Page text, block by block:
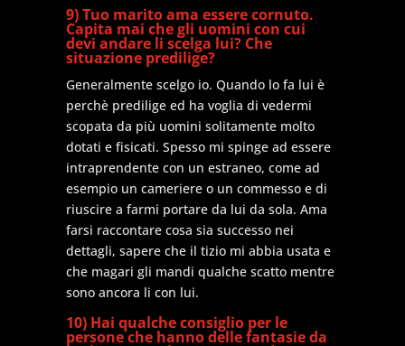
9) Tuo marito ama essere cornuto.
Capita mai che gli uomini con cui
devi andare li scelga lui? Che
situazione predilige?
Generalmente scelgo io. Quando lo fa lui è
perchè predilige ed ha voglia di vedermi
scopata da più uomini solitamente molto
dotati e fisicati. Spesso mi spinge ad essere
intraprendente con un estraneo, come ad
esempio un cameriere o un commesso e di
riuscire a farmi portare da lui da sola. Ama
farsi raccontare cosa sia successo nei
dettagli, sapere che il tizio mi abbia usata e
che magari gli mandi qualche scatto mentre
sono ancora li con lui.
10) Hai qualche consiglio per le
persone che hanno delle fantasie da